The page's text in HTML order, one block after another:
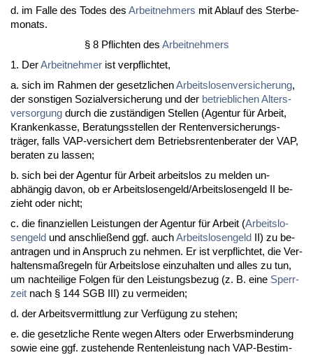
d. im Fal­le des To­des des Ar­beit­neh­mers mit Ab­lauf des Ster­be­
mo­nats.
§ 8 Pflich­ten des Ar­beit­neh­mers
1. DerAr­beit­neh­mer ist ver­pflich­tet,
a. sich im Rah­men der ge­setz­li­chenAr­beits­lo­sen­ver­si­che­rung,
der sons­ti­gen So­zi­al­ver­si­che­rung und der be­trieb­li­chen Al­ters­
ver­sor­gung durch die zuständi­gen Stel­len (Agen­tur für Ar­beit,
Kran­ken­kas­se, Be­ra­tungs­stel­len der Ren­ten­ver­si­che­rungs­
träger, falls VAP-ver­si­chert dem Be­triebs­ren­ten­be­ra­ter der VAP,
be­ra­ten zu las­sen;
b. sich bei der Agen­tur für Ar­beit ar­beits­los zu mel­den un­
abhängig da­von, ob er Ar­beits­lo­sen­geld/Ar­beits­lo­sen­geld II be­
zieht oder nicht;
c. die fi­nan­zi­el­len Leis­tun­gen der Agen­tur für Ar­beit (Ar­beits­lo­
sen­geld und an­sch­ließend ggf. auchAr­beits­lo­sen­geld II) zu be­
an­tra­gen und in An­spruch zu neh­men. Er ist ver­pflich­tet, die Ver­
hal­tens­maßre­geln für Ar­beits­lo­se ein­zu­hal­ten und al­les zu tun,
um nach­tei­li­ge Fol­gen für den Leis­tungs­be­zug (z. B. ei­ne Sperr­
zeit nach § 144 SGB III) zu ver­mei­den;
d. der Ar­beits­ver­mitt­lung zur Verfügung zu ste­hen;
e. die ge­setz­li­che Ren­te we­gen Al­ters oder Er­werbs­min­de­rung
so­wie ei­ne ggf. zu­ste­hen­de Ren­ten­leis­tung nach VAP-Be­stim­